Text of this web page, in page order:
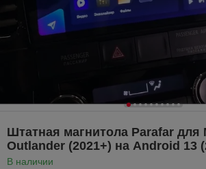
Штатная магнитола Parafar для
Outlander (2021+) на Android 13
В наличии